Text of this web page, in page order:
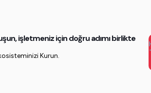
işletmeniz için doğru adımı birlikte
Kurun.